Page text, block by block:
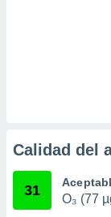
la
de la
el
Calidad del
31
O₃ (77